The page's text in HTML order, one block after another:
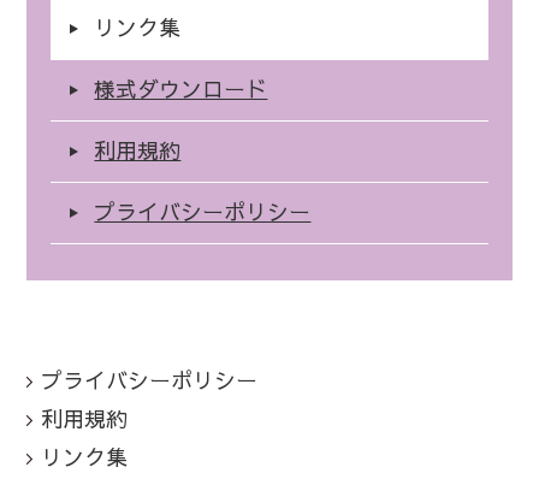
リンク集
様式ダウンロード
利用規約
プライバシーポリシー
プライバシーポリシー
利用規約
リンク集